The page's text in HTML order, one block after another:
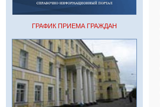
ГРАФИК ПРИЕМА ГРАЖДАН